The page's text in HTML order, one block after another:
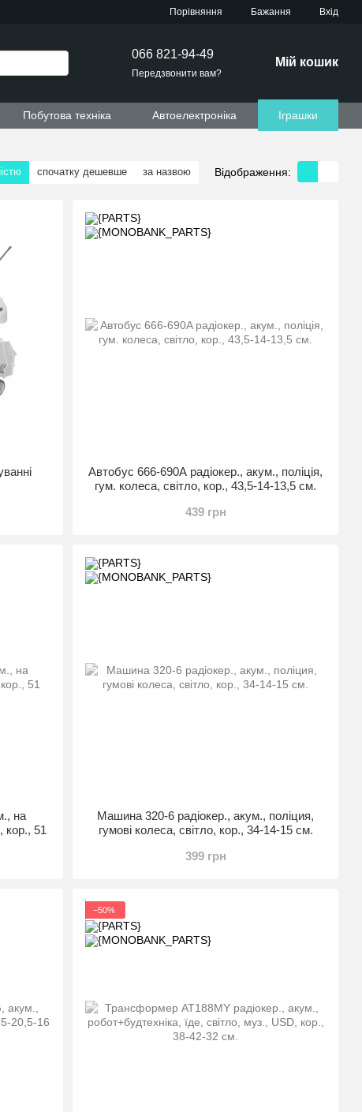
Порівняння Бажання Вхід
066 821-94-49
Передзвонити вам?
Мій кошик
Побутова техніка Автоелектроніка Іграшки
спочатку дешевше за назвою Відображення:
Автобус 666-690A радіокер., акум., поліція,
гум. колеса, світло, кор., 43,5-14-13,5 см.
439 грн
на
кор., 51
Машина 320-6 радіокер., акум., поліция,
гумові колеса, світло, кор., 34-14-15 см.
399 грн
−50%